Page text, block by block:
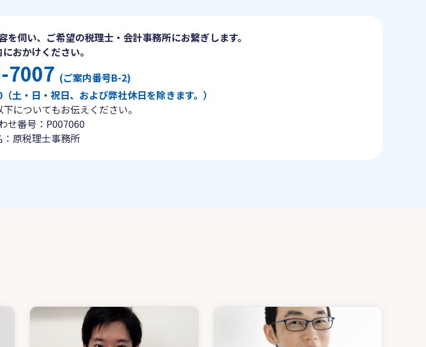
伺い、ご希望の税理士・会計事務所にお繋ぎします。
おかけください。
7007 (ご案内番号B-2)
土・日・祝日、および弊社休日を除きます。）
についてもお伝えください。
せ番号：P007060
：原税理士事務所